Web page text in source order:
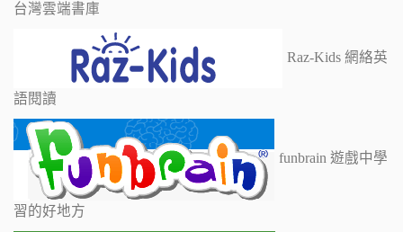
台灣雲端書庫
Raz-Kids 網絡英
語閱讀
funbrain 遊戲中學
習的好地方